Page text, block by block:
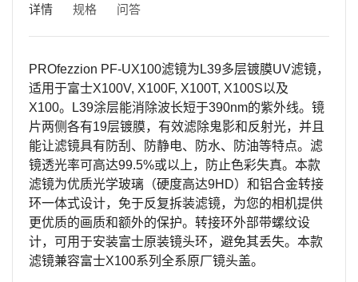
详情 规格 问答
PROfezzion PF-UX100滤镜为L39多层镀膜UV滤镜，
适用于富士X100V, X100F, X100T, X100S以及
X100。L39涂层能消除波长短于390nm的紫外线。镜
片两侧各有19层镀膜，有效滤除鬼影和反射光，并且
能让滤镜具有防刮、防静电、防水、防油等特点。滤
镜透光率可高达99.5%或以上，防止色彩失真。本款
滤镜为优质光学玻璃（硬度高达9HD）和铝合金转接
环一体式设计，免于反复拆装滤镜，为您的相机提供
更优质的画质和额外的保护。转接环外部带螺纹设
计，可用于安装富士原装镜头环，避免其丢失。本款
滤镜兼容富士X100系列全系原厂镜头盖。